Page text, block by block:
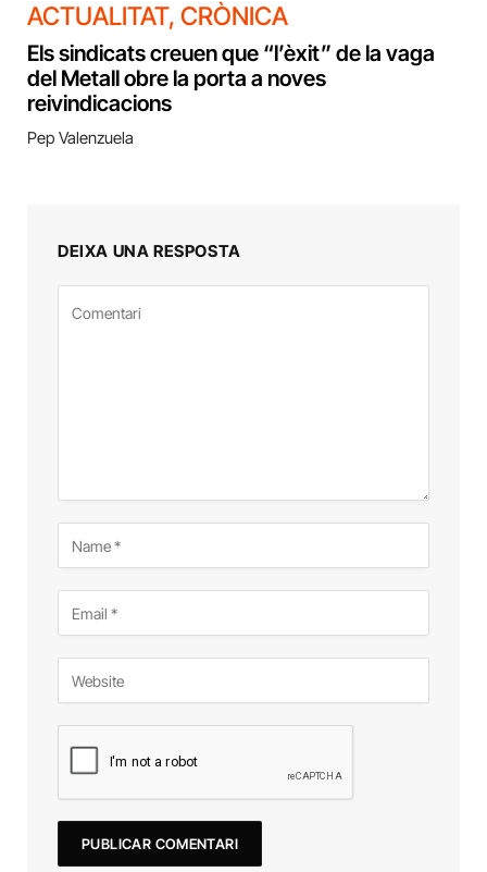
ACTUALITAT, CRÒNICA
Els sindicats creuen que “l’èxit” de la vaga
del Metall obre la porta a noves
reivindicacions
Pep Valenzuela
DEIXA UNA RESPOSTA